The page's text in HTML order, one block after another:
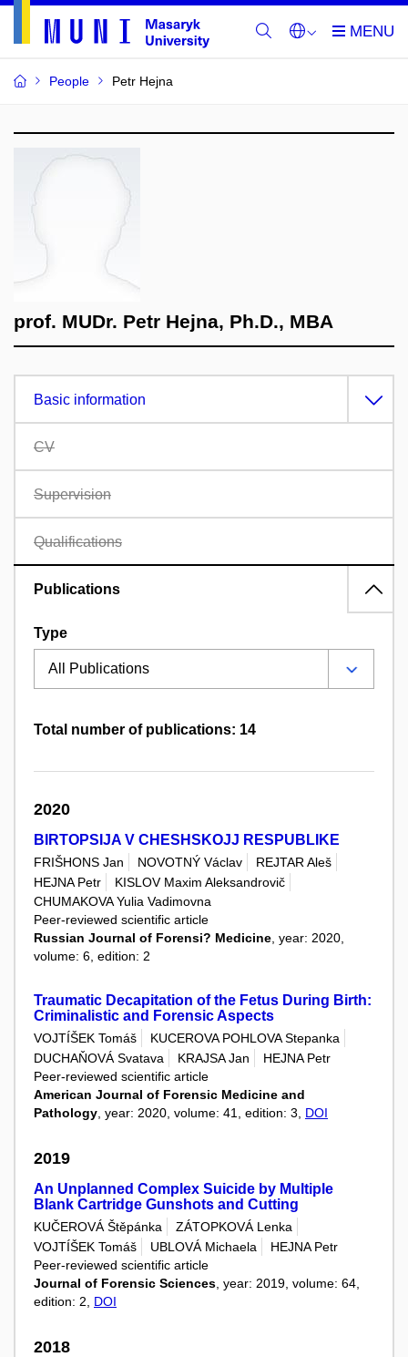
People Petr Hejna
prof. MUDr. Petr Hejna, Ph.D., MBA
Basic information
CV
Supervision
Qualifications
Publications
Type
Total number of publications: 14
2020
BIRTOPSIJA V CHESHSKOJJ RESPUBLIKE
FRIŠHONS Jan NOVOTNÝ Václav
REJTAR Aleš
HEJNA Petr
KISLOV Maxim Aleksandrovič
CHUMAKOVA Yulia Vadimovna
Peer-reviewed scientific article
Russian Journal of Forensi? Medicine , year: 2020,
volume: 6, edition: 2
Traumatic Decapitation of the Fetus During Birth:
Criminalistic and Forensic Aspects
VOJTÍŠEK Tomáš
KUCEROVA POHLOVA Stepanka
DUCHAŇOVÁ Svatava
KRAJSA Jan
HEJNA Petr
Peer-reviewed scientific article
American Journal of Forensic Medicine and
Pathology , year: 2020, volume: 41, edition: 3, DOI
2019
An Unplanned Complex Suicide by Multiple
Blank Cartridge Gunshots and Cutting
KUČEROVÁ Štěpánka
ZÁTOPKOVÁ Lenka
VOJTÍŠEK Tomáš
UBLOVÁ Michaela
HEJNA Petr
Peer-reviewed scientific article
Journal of Forensic Sciences , year: 2019, volume: 64,
edition: 2, DOI
2018